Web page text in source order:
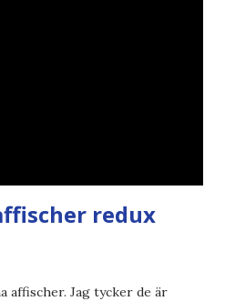
redux
affischer. Jag tycker de är